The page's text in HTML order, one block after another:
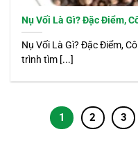
Nụ Vối Là Gì? Đặc Điểm,
Nụ Vối Là Gì? Đặc Điểm,
trình tìm [...]
1 2 3